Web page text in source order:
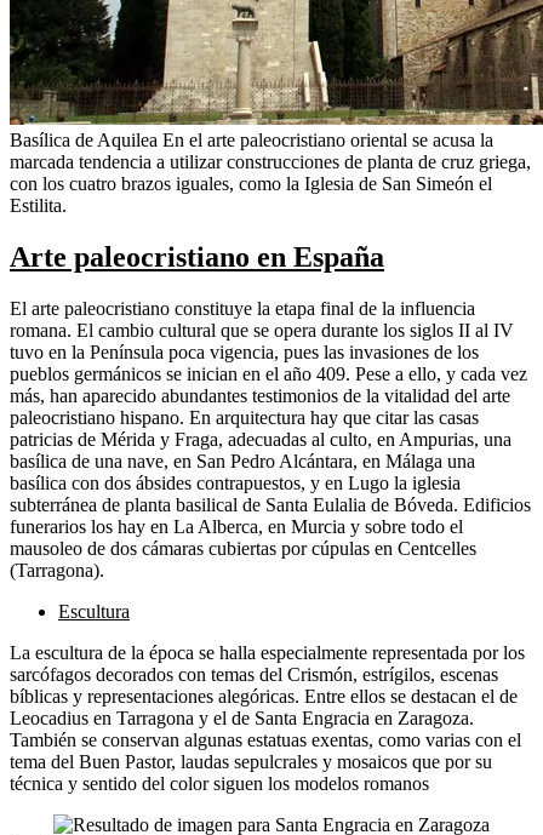
Basílica de Aquilea En el arte paleocristiano oriental se acusa la
marcada tendencia a utilizar construcciones de planta de cruz griega,
con los cuatro brazos iguales, como la Iglesia de San Simeón el
Estilita.
Arte paleocristiano en España
El arte paleocristiano constituye la etapa final de la influencia
romana. El cambio cultural que se opera durante los siglos II al IV
tuvo en la Península poca vigencia, pues las invasiones de los
pueblos germánicos se inician en el año 409. Pese a ello, y cada vez
más, han aparecido abundantes testimonios de la vitalidad del arte
paleocristiano hispano. En arquitectura hay que citar las casas
patricias de Mérida y Fraga, adecuadas al culto, en Ampurias, una
basílica de una nave, en San Pedro Alcántara, en Málaga una
basílica con dos ábsides contrapuestos, y en Lugo la iglesia
subterránea de planta basilical de Santa Eulalia de Bóveda. Edificios
funerarios los hay en La Alberca, en Murcia y sobre todo el
mausoleo de dos cámaras cubiertas por cúpulas en Centcelles
(Tarragona).
Escultura
La escultura de la época se halla especialmente representada por los
sarcófagos decorados con temas del Crismón, estrígilos, escenas
bíblicas y representaciones alegóricas. Entre ellos se destacan el de
Leocadius en Tarragona y el de Santa Engracia en Zaragoza.
También se conservan algunas estatuas exentas, como varias con el
tema del Buen Pastor, laudas sepulcrales y mosaicos que por su
técnica y sentido del color siguen los modelos romanos